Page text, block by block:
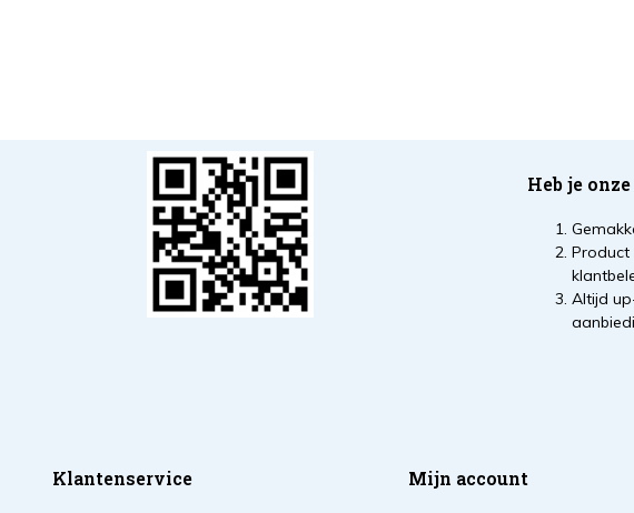
Heb je
Product
Altijd
Klantenservice Mijn account